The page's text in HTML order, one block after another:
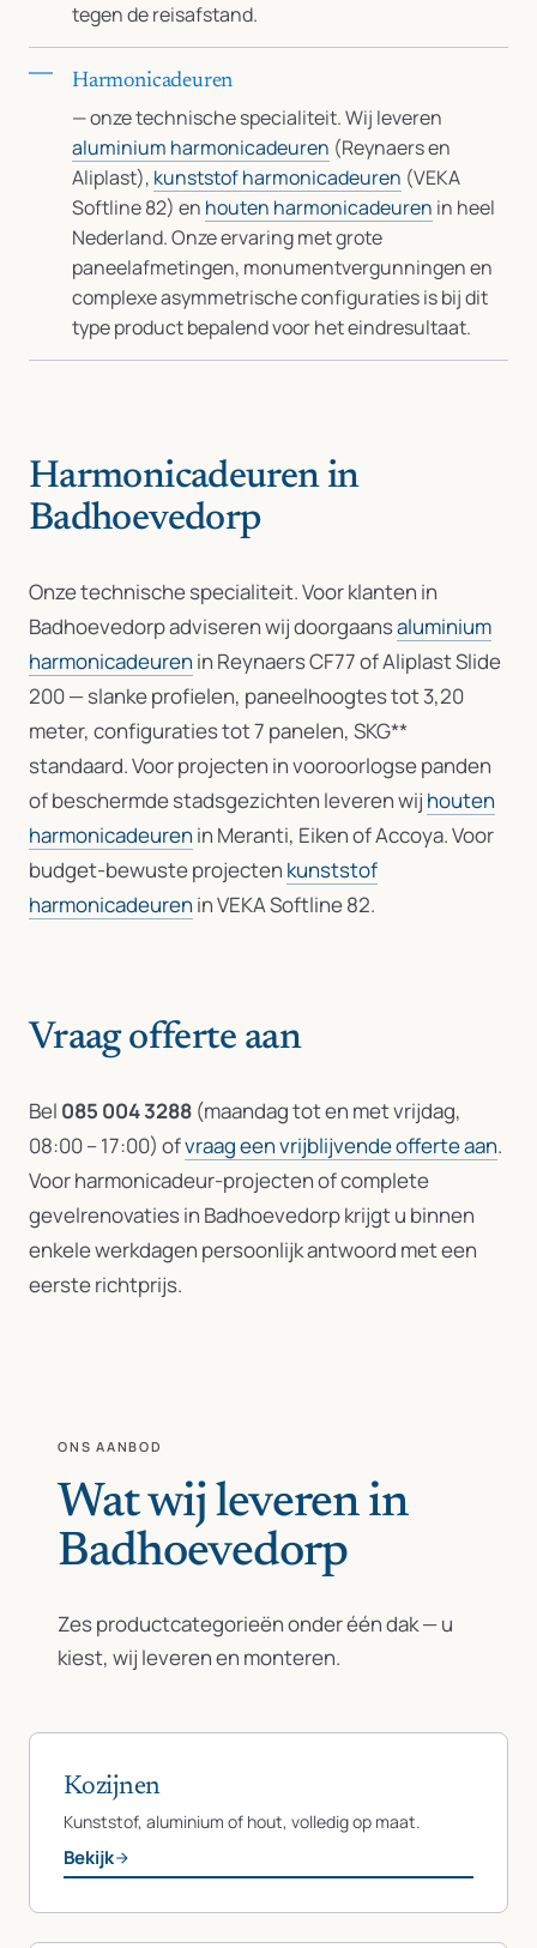
tegen de reisafstand.
Harmonicadeuren
— onze technische specialiteit. Wij leveren
aluminium harmonicadeuren (Reynaers en
Aliplast), kunststof harmonicadeuren (VEKA
Softline 82) en houten harmonicadeuren in heel
Nederland. Onze ervaring met grote
paneelafmetingen, monumentvergunningen en
complexe asymmetrische configuraties is bij dit
type product bepalend voor het eindresultaat.
Harmonicadeuren in
Badhoevedorp
Onze technische specialiteit. Voor klanten in
Badhoevedorp adviseren wij doorgaansaluminium
harmonicadeuren in Reynaers CF77 of Aliplast Slide
200 — slanke profielen, paneelhoogtes tot 3,20
meter, configuraties tot 7 panelen, SKG**
standaard. Voor projecten in vooroorlogse panden
of beschermde stadsgezichten leveren wij houten
harmonicadeuren in Meranti, Eiken of Accoya. Voor
budget-bewuste projecten kunststof
harmonicadeuren in VEKA Softline 82.
Vraag offerte aan
Bel 085 004 3288 (maandag tot en met vrijdag,
08:00 – 17:00) ofvraag een vrijblijvende offerte aan.
Voor harmonicadeur-projecten of complete
gevelrenovaties in Badhoevedorp krijgt u binnen
enkele werkdagen persoonlijk antwoord met een
eerste richtprijs.
ONS AANBOD
Wat wij leveren in
Badhoevedorp
Zes productcategorieën onder één dak — u
kiest, wij leveren en monteren.
Kozijnen
Kunststof, aluminium of hout, volledig op maat.
Bekijk